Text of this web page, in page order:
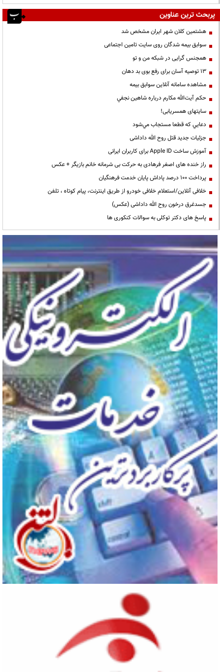
پربحث ترین عناوین
هشتمین کلان شهر ایران مشخص شد
سوابق بیمه شدگان روی سایت تامین اجتماعی
همجنس گرایی در شبکه من و تو
13 توصیه آسان برای رفع بوی بد دهان
مشاهده سامانه آنلاين سوابق بیمه
حكم آيت‌الله مكارم درباره شاهين نجفي
سایتهای همسریابی!
دعايي كه قطعا مستجاب مي‌شود
جزئیات جدید قتل روح الله داداشی
آموزش ساخت Apple ID برای کاربران ایرانی
راز خنده های اصغر فرهادی به حرکت بی شرمانه خانم بازیگر + عکس
پرداخت ۱۰۰ درصد پاداش پایان خدمت فرهنگیان
خلافی آنلاین/استعلام خلافی خودرو از طریق اینترنت، پیام کوتاه ، تلفن
جسدغرق درخون روح الله داداشی (عکس)
پاسخ های دکتر توکلی به سوالات کنکوری ها